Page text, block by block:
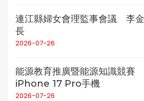
連江縣婦女會理監事會議 李
長
2026-07-26
能源教育推廣暨能源知識競賽
iPhone 17 Pro手機
2026-07-26